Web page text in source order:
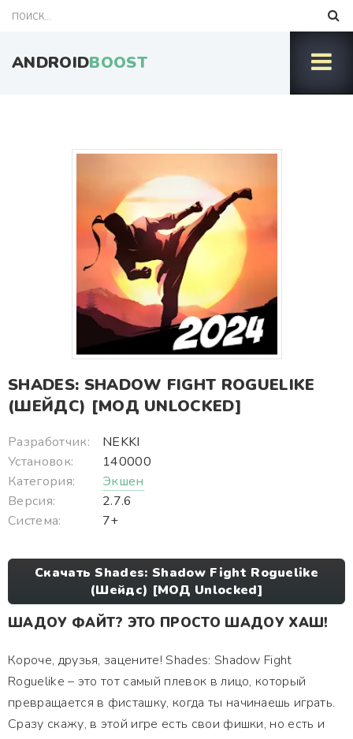
ANDROIDBOOST
SHADES: SHADOW FIGHT ROGUELIKE
(ШЕЙДС) [МОД UNLOCKED]
Разработчик:
NEKKI
Установок:
140000
Категория:
Экшен
Версия:
2.7.6
Система:
7+
Скачать Shades: Shadow Fight Roguelike
(Шейдс) [МОД Unlocked]
ШАДОУ ФАЙТ? ЭТО ПРОСТО ШАДОУ ХАШ!
Короче, друзья, зацените! Shades: Shadow Fight
Roguelike – это тот самый плевок в лицо, который
превращается в фисташку, когда ты начинаешь играть.
Сразу скажу, в этой игре есть свои фишки, но есть и